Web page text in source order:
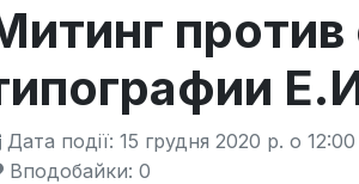
Дата події: 15 грудня 2020 р. о
Вподобайки: 0